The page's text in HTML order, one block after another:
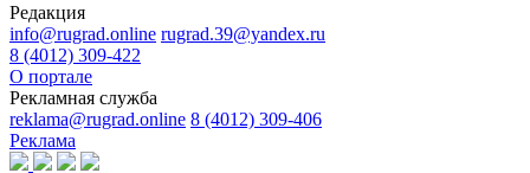
Редакция
info@rugrad.online rugrad.39@yandex.ru
8 (4012) 309-422
О портале
Рекламная служба
reklama@rugrad.online 8 (4012) 309-406
Реклама